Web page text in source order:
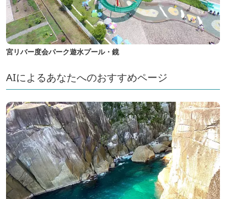
宮リバー度会パーク遊水プール・鏡
AIによるあなたへのおすすめページ